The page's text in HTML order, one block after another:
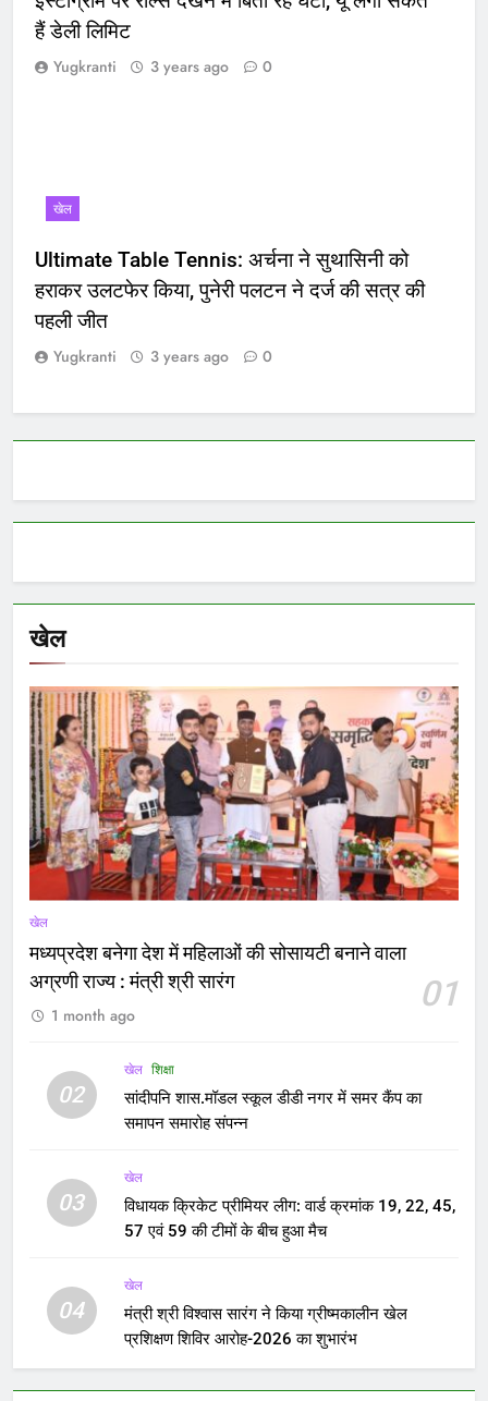
हैं डेली लिमिट
Yugkranti 3 years ago 0
खेल
Ultimate Table Tennis: अर्चना ने सुथासिनी को
हराकर उलटफेर किया, पुनेरी पलटन ने दर्ज की सत्र की
पहली जीत
Yugkranti 3 years ago 0
खेल
खेल
मध्यप्रदेश बनेगा देश में महिलाओं की सोसायटी बनाने वाला
अग्रणी राज्य : मंत्री श्री सारंग
01
1 month ago
02
खेल शिक्षा
सांदीपनि शास.मॉडल स्कूल डीडी नगर में समर कैंप का
समापन समारोह संपन्न
03
खेल
विधायक क्रिकेट प्रीमियर लीग: वार्ड क्रमांक 19, 22, 45,
57 एवं 59 की टीमों के बीच हुआ मैच
04
खेल
मंत्री श्री विश्वास सारंग ने किया ग्रीष्मकालीन खेल
प्रशिक्षण शिविर आरोह-2026 का शुभारंभ